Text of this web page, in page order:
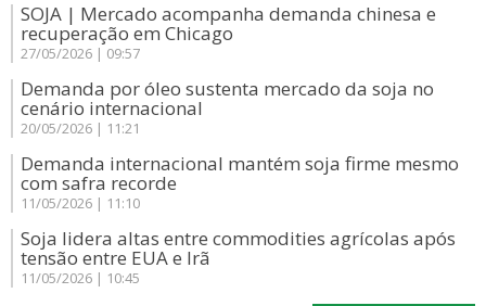
SOJA | Mercado acompanha demanda chinesa e
recuperação em Chicago
27/05/2026 | 09:57
Demanda por óleo sustenta mercado da soja no
cenário internacional
20/05/2026 | 11:21
Demanda internacional mantém soja firme mesmo
com safra recorde
11/05/2026 | 11:10
Soja lidera altas entre commodities agrícolas após
tensão entre EUA e Irã
11/05/2026 | 10:45